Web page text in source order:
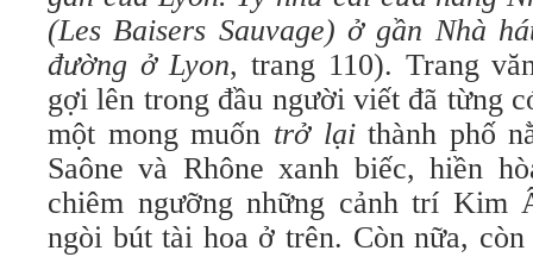
(Les Baisers Sauvage) ở gần Nhà
đường ở Lyon, trang 110). Trang
gợi lên trong đầu người viết đã từng
một mong muốn trở lạithành phố
Saône và Rhône xanh biếc, hiền
chiêm ngưỡng những cảnh trí Kim
ngòi bút tài hoa ở trên. Còn nữa,